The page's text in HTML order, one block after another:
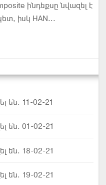
ինդեքսը նվազել է
իսկ HAN...
են. 11-02-21
են. 01-02-21
են. 18-02-21
են. 19-02-21